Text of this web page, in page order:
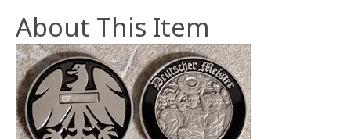
About This Item